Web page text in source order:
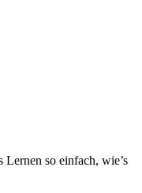
Lernen so einfach, wie’s